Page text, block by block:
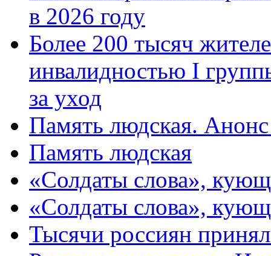
в 2026 году
Более 200 тысяч
инвалидностью I
за уход
Память людская.
Память людская
«Солдаты слова»,
«Солдаты слова»,
Тысячи россиян